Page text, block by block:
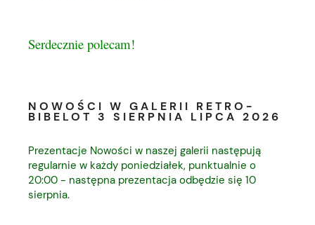
Serdecznie polecam!
NOWOŚCI W GALERII RETRO-
BIBELOT 3 SIERPNIA LIPCA 2026
Prezentacje Nowości w naszej galerii następują
regularnie w każdy poniedziałek, punktualnie o
20:00 - następna prezentacja odbędzie się 10
sierpnia.